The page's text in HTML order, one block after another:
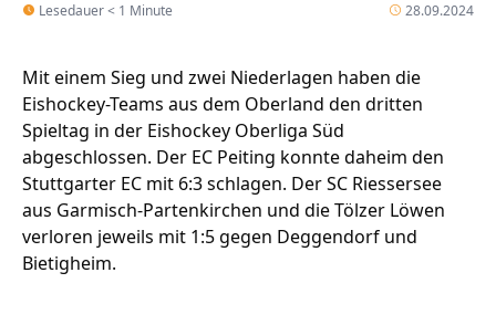
Lesedauer < 1 Minute 28.09.2024
Mit einem Sieg und zwei Niederlagen haben die
Eishockey-Teams aus dem Oberland den dritten
Spieltag in der Eishockey Oberliga Süd
abgeschlossen. Der EC Peiting konnte daheim den
Stuttgarter EC mit 6:3 schlagen. Der SC Riessersee
aus Garmisch-Partenkirchen und die Tölzer Löwen
verloren jeweils mit 1:5 gegen Deggendorf und
Bietigheim.